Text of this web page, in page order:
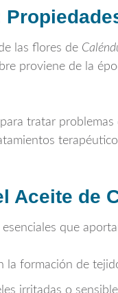
las flores de
proviene de la
tratar
Aceite de
que
la formación de
irritadas o